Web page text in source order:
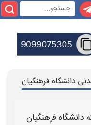
دانشگاه فرهنگیان
دانشگاه فرهنگیان